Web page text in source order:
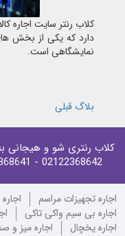
کلاب رنتر سایت اجاره
دارد که یکی از بخش
نمایشگاهی است.
بلاگ قبلی
کلاب رنتری شو و هیجانی
02122368642
- 02122368641
اجاره تجهیزات مراسم
اجاره بی سیم واکی تاکی
اجاره یخچال
اجاره میز و